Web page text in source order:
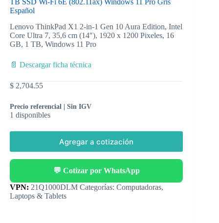
TB SSD Wi-Fi 6E (802.11ax) Windows 11 Pro Gris
Español
Lenovo ThinkPad X1 2-in-1 Gen 10 Aura Edition, Intel
Core Ultra 7, 35,6 cm (14″), 1920 x 1200 Pixeles, 16
GB, 1 TB, Windows 11 Pro
📄 Descargar ficha técnica
$ 2,704.55
Precio referencial | Sin IGV
1 disponibles
Agregar a cotización
💬 Cotizar por WhatsApp
Categorías: Computadoras,
Laptops & Tablets